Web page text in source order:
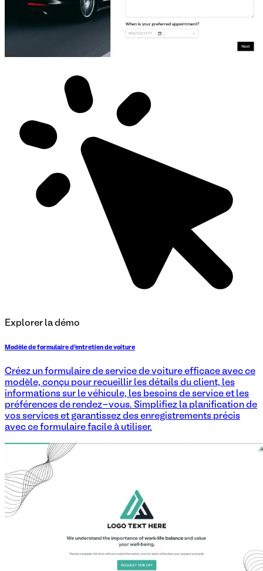
Explorer la démo
Modèle de formulaire d'entretien de voiture
Créez un formulaire de service de voiture efficace avec ce
modèle, conçu pour recueillir les détails du client, les
informations sur le véhicule, les besoins de service et les
préférences de rendez-vous. Simplifiez la planification de
vos services et garantissez des enregistrements précis
avec ce formulaire facile à utiliser.